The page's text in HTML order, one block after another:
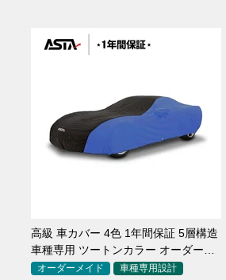
高級 車カバー 4色 1年間保証 5層構造
車種専用 ツートンカラー オーダーメ
イド 防水 耐久性
オーダーメイド 車種専用設計